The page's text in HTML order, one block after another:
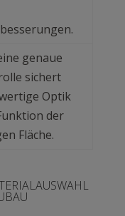
genaue
sichert
Optik
der
Fläche.